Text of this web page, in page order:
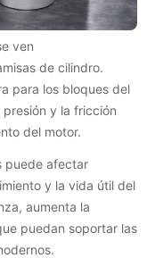
ven
de cilindro.
para los bloques del
y la fricción
del motor.
puede afectar
y la vida útil del
aumenta la
puedan soportar las